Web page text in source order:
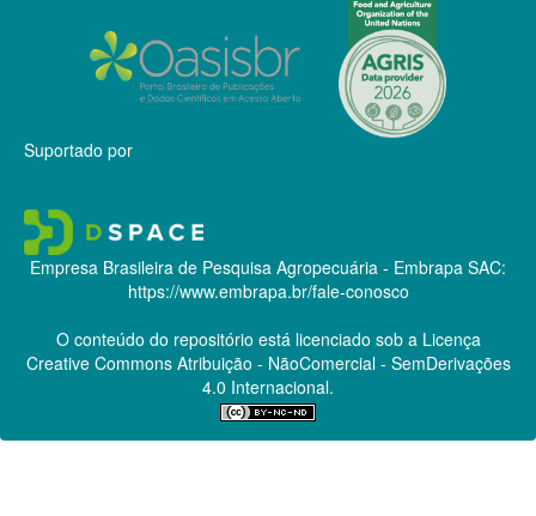
Suportado por
Empresa Brasileira de Pesquisa Agropecuária - Embrapa SAC:
https://www.embrapa.br/fale-conosco
O conteúdo do repositório está licenciado sob a Licença
Creative CommonsAtribuição - NãoComercial - SemDerivações
4.0 Internacional.